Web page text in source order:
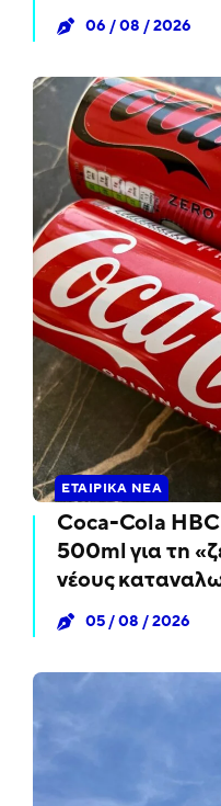
06 / 08 / 2026
ΕΤΑΙΡΙΚΆ ΝΈΑ
Coca-Cola
500ml για τη
νέους
05 / 08 / 2026